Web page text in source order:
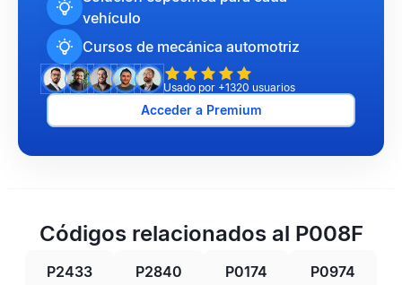
vehículo
Cursos de mecánica automotriz
Usado por +1320 usuarios
Acceder a Premium
Códigos relacionados al P008F
P2433 P2840 P0174 P0974